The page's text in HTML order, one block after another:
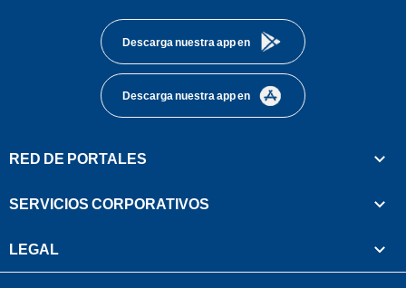
Descarga nuestra app en
Descarga nuestra app en
RED DE PORTALES
SERVICIOS CORPORATIVOS
LEGAL